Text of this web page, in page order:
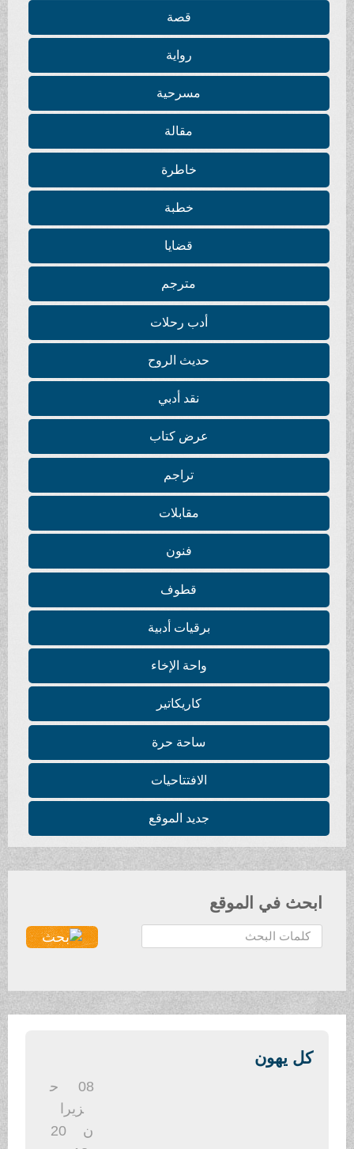
مسرحية
أدب رحلات
حديث الروح
نقد أدبي
عرض كتاب
مقابلات
برقيات أدبية
واحة الإخاء
كاريكاتير
ساحة حرة
الافتتاحيات
جديد الموقع
في الموقع
كل يهون
ح
20